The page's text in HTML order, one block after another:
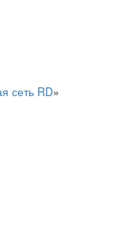
сеть RD»